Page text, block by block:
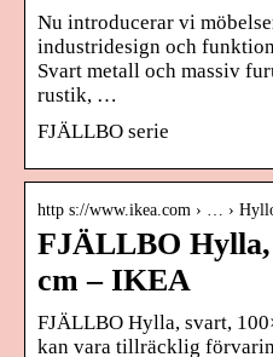
Nu introducerar vi
industridesign och
Svart metall och massiv
rustik, …
FJÄLLBO serie
http s://www.ikea.com › … ›
FJÄLLBO Hylla,
cm – IKEA
FJÄLLBO Hylla, svart,
kan vara tillräcklig